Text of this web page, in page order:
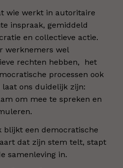
wie werkt in autoritaire
inspraak, gemiddeld
en collectieve actie.
werknemers wel
rechten hebben, het
processen ook
ons duidelijk zijn:
om mee te spreken en
blijkt een democratische
dat zijn stem telt, stapt
samenleving in.